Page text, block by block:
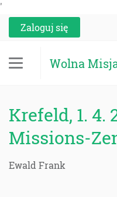
'
Zaloguj się
Wolna
Krefeld, 1. 4.
Missions-
Ewald Frank